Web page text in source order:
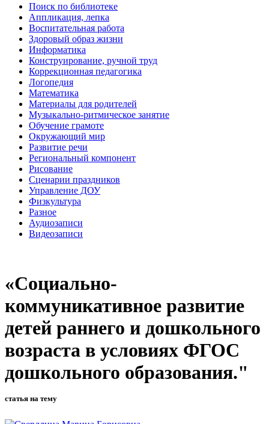
Поиск по библиотеке
Аппликация, лепка
Воспитательная работа
Здоровый образ жизни
Информатика
Конструирование, ручной труд
Коррекционная педагогика
Логопедия
Математика
Материалы для родителей
Музыкально-ритмическое занятие
Обучение грамоте
Окружающий мир
Развитие речи
Региональный компонент
Рисование
Сценарии праздников
Управление ДОУ
Физкультура
Разное
Аудиозаписи
Видеозаписи
«Социально-
коммуникативное развитие
детей раннего и дошкольного
возраста в условиях ФГОС
дошкольного образования."
статья на тему